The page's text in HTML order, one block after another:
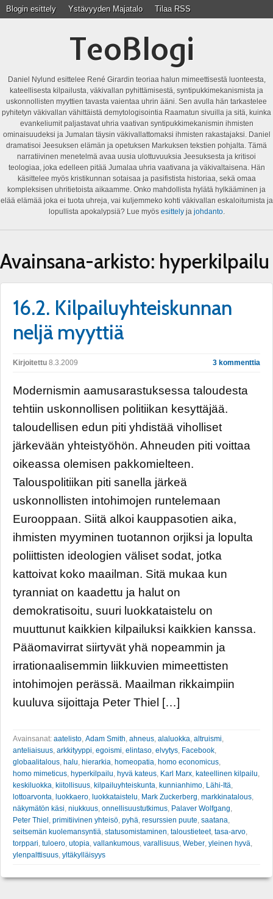
Blogin esittely Ystävyyden Majatalo Tilaa RSS
TeoBlogi
Daniel Nylund esittelee René Girardin teoriaa halun mimeettisestä luonteesta,
kateellisesta kilpailusta, väkivallan pyhittämisestä, syntipukkimekanismista ja
uskonnollisten myyttien tavasta vaientaa uhrin ääni. Sen avulla hän tarkastelee
pyhitetyn väkivallan vähittäistä demytologisointia Raamatun sivuilla ja sitä, kuinka
evankeliumit paljastavat uhria vaativan syntipukkimekanismin ihmisten
ominaisuudeksi ja Jumalan täysin väkivallattomaksi ihmisten rakastajaksi. Daniel
dramatisoi Jeesuksen elämän ja opetuksen Markuksen tekstien pohjalta. Tämä
narratiivinen menetelmä avaa uusia ulottuvuuksia Jeesuksesta ja kritisoi
teologiaa, joka edelleen pitää Jumalaa uhria vaativana ja väkivaltaisena. Hän
käsittelee myös kristikunnan sotaisaa ja pasifistista historiaa, sekä omaa
kompleksisen uhritietoista aikaamme. Onko mahdollista hylätä hylkääminen ja
elää elämää joka ei tuota uhreja, vai kuljemmeko kohti väkivallan eskaloitumista ja
lopullista apokalypsiä? Lue myös esittelyja johdanto.
Avainsana-arkisto: hyperkilpailu
16.2. Kilpailuyhteiskunnan
neljä myyttiä
Kirjoitettu 8.3.2009 3 kommenttia
Modernismin aamusarastuksessa taloudesta
tehtiin uskonnollisen politiikan kesyttäjää.
taloudellisen edun piti yhdistää viholliset
järkevään yhteistyöhön. Ahneuden piti voittaa
oikeassa olemisen pakkomielteen.
Talouspolitiikan piti sanella järkeä
uskonnollisten intohimojen runtelemaan
Eurooppaan. Siitä alkoi kauppasotien aika,
ihmisten myyminen tuotannon orjiksi ja lopulta
poliittisten ideologien väliset sodat, jotka
kattoivat koko maailman. Sitä mukaa kun
tyranniat on kaadettu ja halut on
demokratisoitu, suuri luokkataistelu on
muuttunut kaikkien kilpailuksi kaikkien kanssa.
Pääomavirrat siirtyvät yhä nopeammin ja
irrationaalisemmin liikkuvien mimeettisten
intohimojen perässä. Maailman rikkaimpiin
kuuluva sijoittaja Peter Thiel […]
Avainsanat: aatelisto Adam Smith ahneus alaluokka altruismi
anteliaisuus arkkityyppi egoismi elintaso elvytys Facebook
globaalitalous halu hierarkia homeopatia homo economicus
homo mimeticus hyperkilpailu hyvä kateus Karl Marx kateellinen kilpailu
keskiluokka kiitollisuus kilpailuyhteiskunta kunnianhimo Lähi-Itä
lottoarvonta luokkaero luokkataistelu Mark Zuckerberg markkinatalous
näkymätön käsi niukkuus onnellisuustutkimus Palaver Wolfgang
Peter Thiel primitiivinen yhteisö pyhä resurssien puute saatana
seitsemän kuolemansyntiä statusomistaminen taloustieteet, tasa-arvo
torppari tuloero utopia vallankumous varallisuus Weber yleinen hyvä
ylenpalttisuus yltäkylläisyys